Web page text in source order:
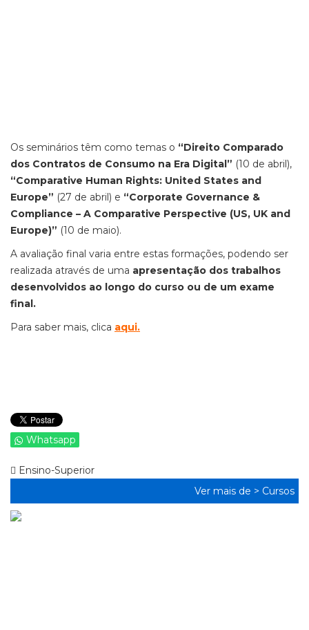
Os seminários têm como temas o “Direito Comparado
dos Contratos de Consumo na Era Digital” (10 de abril),
“Comparative Human Rights: United States and
Europe” (27 de abril) e “Corporate Governance &
Compliance – A Comparative Perspective (US, UK and
Europe)” (10 de maio).
A avaliação final varia entre estas formações, podendo ser
realizada através de uma apresentação dos trabalhos
desenvolvidos ao longo do curso ou de um exame
final.
Para saber mais, clica aqui.
Whatsapp
Ensino-Superior
Ver mais de > Cursos